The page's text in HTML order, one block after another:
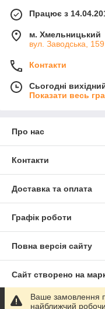
Працює з
м. Хмельницький
вул. Заводська,
Контакти
Сьогодні
Показати весь
Про нас
Контакти
Доставка та оплата
Графік роботи
Повна версія сайту
Сайт створено на
Політика
Ваше замовлення
найближчий